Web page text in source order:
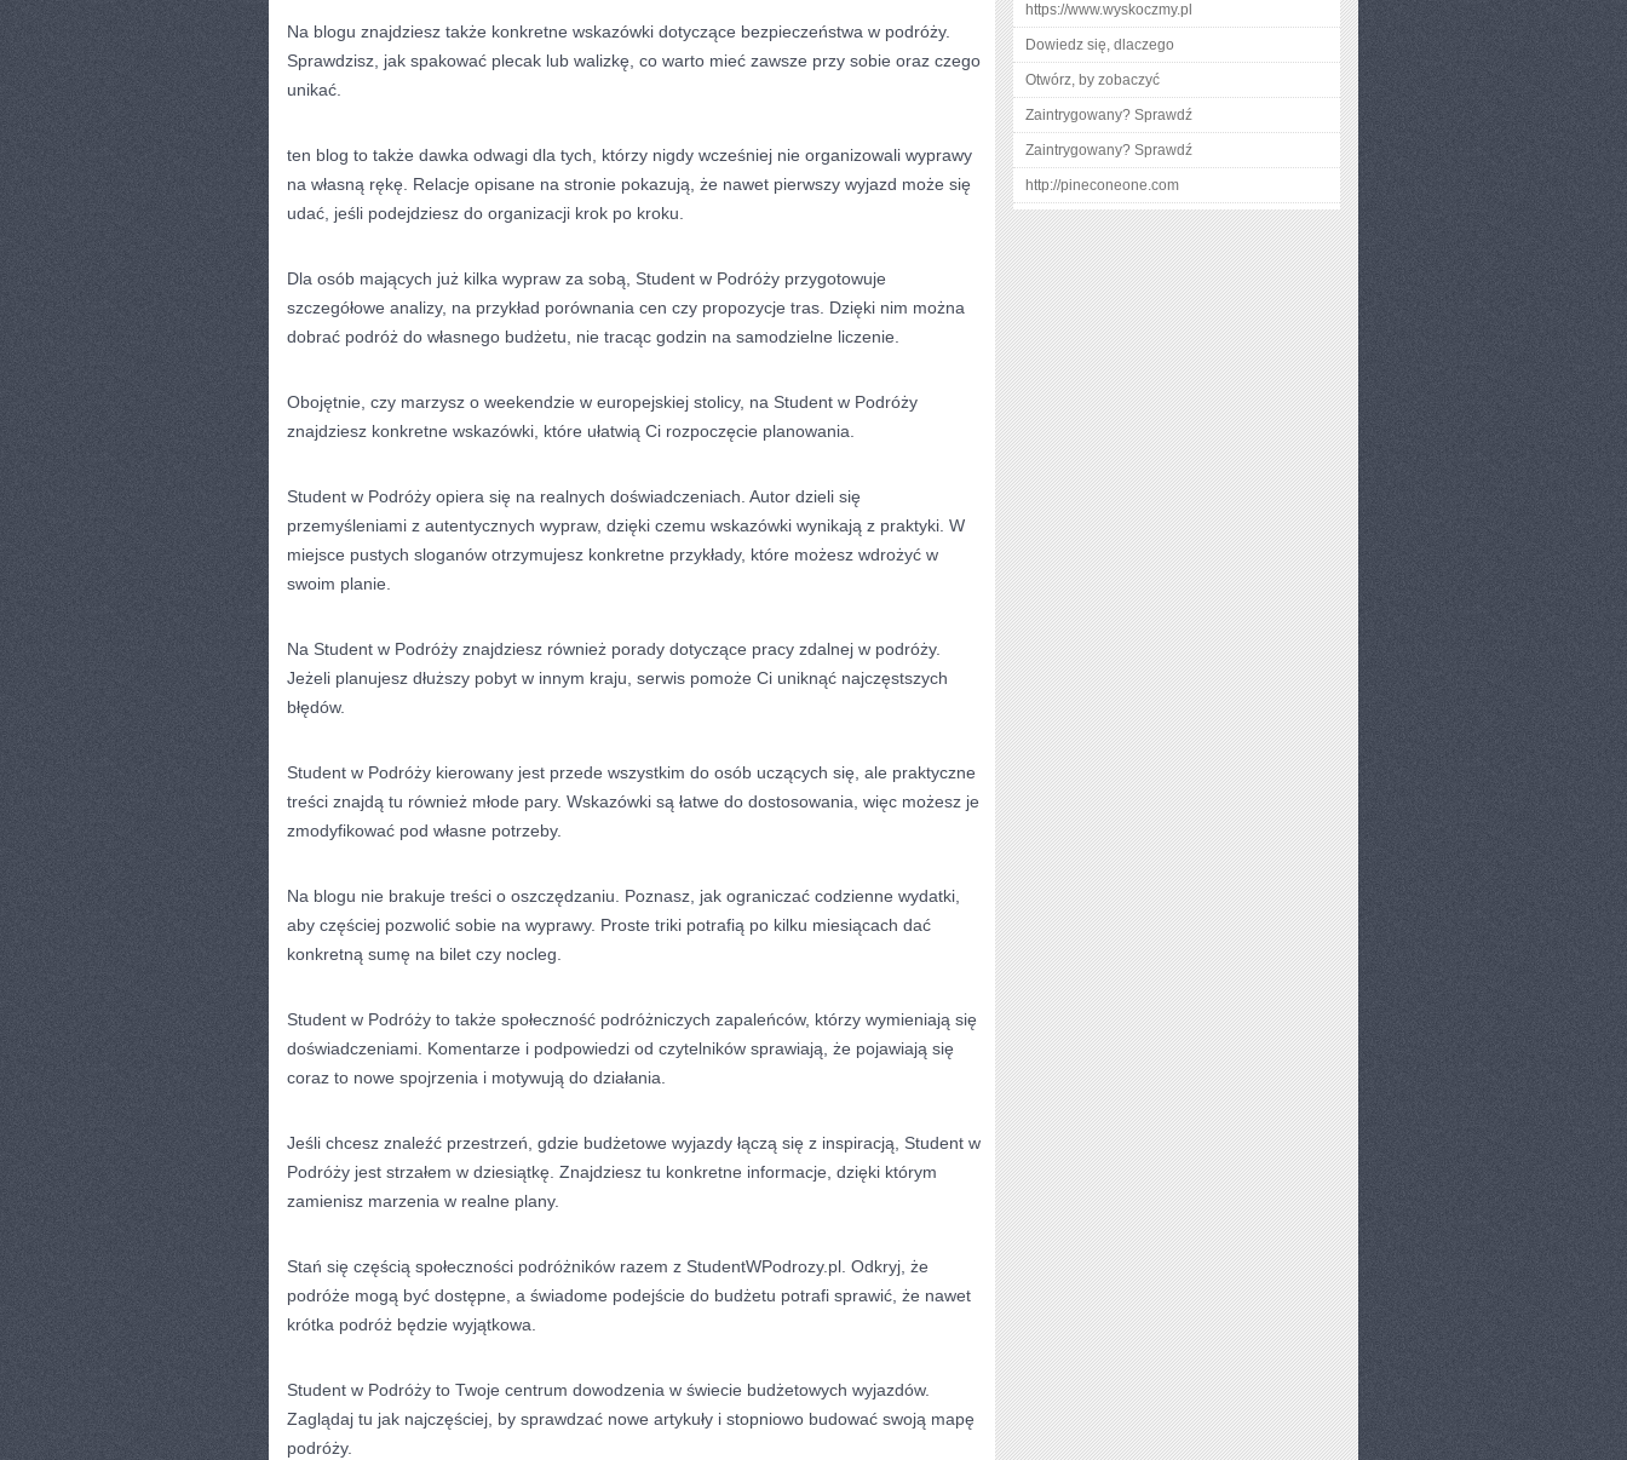
Na blogu znajdziesz także konkretne wskazówki dotyczące bezpieczeństwa w podróży.
Sprawdzisz, jak spakować plecak lub walizkę, co warto mieć zawsze przy sobie oraz czego
unikać.
ten blog to także dawka odwagi dla tych, którzy nigdy wcześniej nie organizowali wyprawy
na własną rękę. Relacje opisane na stronie pokazują, że nawet pierwszy wyjazd może się
udać, jeśli podejdziesz do organizacji krok po kroku.
Dla osób mających już kilka wypraw za sobą, Student w Podróży przygotowuje
szczegółowe analizy, na przykład porównania cen czy propozycje tras. Dzięki nim można
dobrać podróż do własnego budżetu, nie tracąc godzin na samodzielne liczenie.
Obojętnie, czy marzysz o weekendzie w europejskiej stolicy, na Student w Podróży
znajdziesz konkretne wskazówki, które ułatwią Ci rozpoczęcie planowania.
Student w Podróży opiera się na realnych doświadczeniach. Autor dzieli się
przemyśleniami z autentycznych wypraw, dzięki czemu wskazówki wynikają z praktyki. W
miejsce pustych sloganów otrzymujesz konkretne przykłady, które możesz wdrożyć w
swoim planie.
Na Student w Podróży znajdziesz również porady dotyczące pracy zdalnej w podróży.
Jeżeli planujesz dłuższy pobyt w innym kraju, serwis pomoże Ci uniknąć najczęstszych
błędów.
Student w Podróży kierowany jest przede wszystkim do osób uczących się, ale praktyczne
treści znajdą tu również młode pary. Wskazówki są łatwe do dostosowania, więc możesz je
zmodyfikować pod własne potrzeby.
Na blogu nie brakuje treści o oszczędzaniu. Poznasz, jak ograniczać codzienne wydatki,
aby częściej pozwolić sobie na wyprawy. Proste triki potrafią po kilku miesiącach dać
konkretną sumę na bilet czy nocleg.
Student w Podróży to także społeczność podróżniczych zapaleńców, którzy wymieniają się
doświadczeniami. Komentarze i podpowiedzi od czytelników sprawiają, że pojawiają się
coraz to nowe spojrzenia i motywują do działania.
Jeśli chcesz znaleźć przestrzeń, gdzie budżetowe wyjazdy łączą się z inspiracją, Student w
Podróży jest strzałem w dziesiątkę. Znajdziesz tu konkretne informacje, dzięki którym
zamienisz marzenia w realne plany.
Stań się częścią społeczności podróżników razem z StudentWPodrozy.pl. Odkryj, że
podróże mogą być dostępne, a świadome podejście do budżetu potrafi sprawić, że nawet
krótka podróż będzie wyjątkowa.
Student w Podróży to Twoje centrum dowodzenia w świecie budżetowych wyjazdów.
Zaglądaj tu jak najczęściej, by sprawdzać nowe artykuły i stopniowo budować swoją mapę
podróży.
https://www.wyskoczmy.pl
Dowiedz się, dlaczego
Otwórz, by zobaczyć
Zaintrygowany? Sprawdź
Zaintrygowany? Sprawdź
http://pineconeone.com